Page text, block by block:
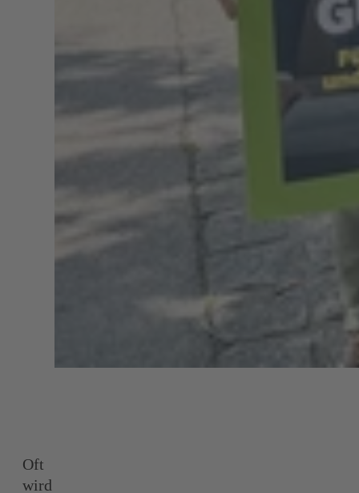
Oft
wird